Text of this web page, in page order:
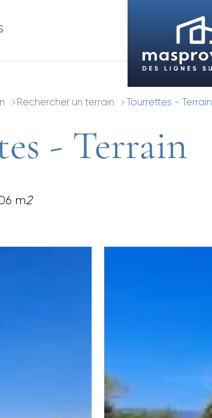
Rechercher un terrain Tourrettes - Terrain
- Terrain
m2